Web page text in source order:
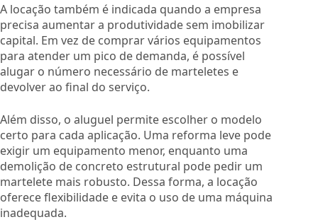
A locação também é indicada quando a empresa
precisa aumentar a produtividade sem imobilizar
capital. Em vez de comprar vários equipamentos
para atender um pico de demanda, é possível
alugar o número necessário de marteletes e
devolver ao final do serviço.
Além disso, o aluguel permite escolher o modelo
certo para cada aplicação. Uma reforma leve pode
exigir um equipamento menor, enquanto uma
demolição de concreto estrutural pode pedir um
martelete mais robusto. Dessa forma, a locação
oferece flexibilidade e evita o uso de uma máquina
inadequada.